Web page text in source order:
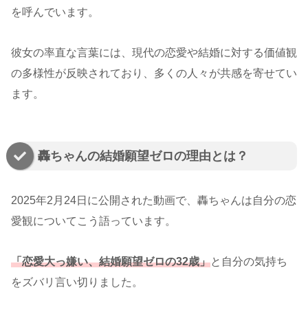
を呼んでいます。
​彼女の率直な言葉には、現代の恋愛や結婚に対する価値観
の多様性が反映されており、多くの人々が共感を寄せてい
ます。
轟ちゃんの結婚願望ゼロの理由とは？
2025年2月24日に公開された動画で、轟ちゃんは自分の恋
愛観についてこう語っています。
「恋愛大っ嫌い、結婚願望ゼロの32歳」と自分の気持ち
をズバリ言い切りました。